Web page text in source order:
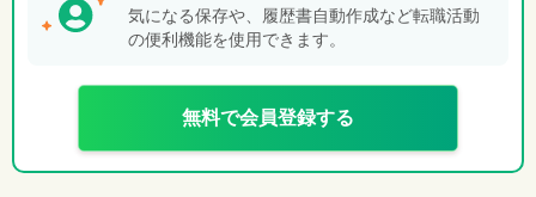
気になる保存や、履歴書自動作成など転職活動
の便利機能を使用できます。
無料で会員登録する